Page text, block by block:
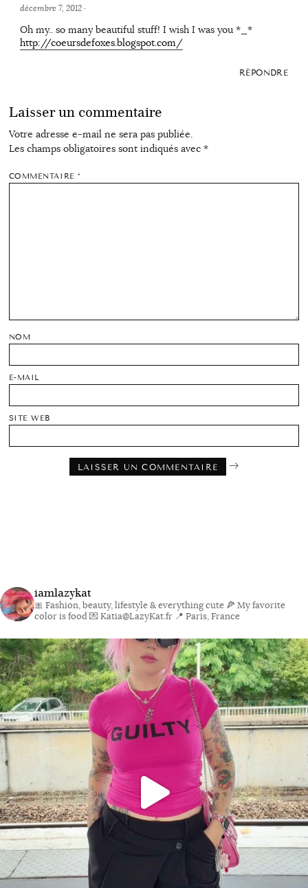
décembre 7, 2012·
Oh my.. so many beautiful stuff! I wish I was you *_*
http://coeursdefoxes.blogspot.com/
RÉPONDRE
Laisser un commentaire
Votre adresse e-mail ne sera pas publiée.
Les champs obligatoires sont indiqués avec *
COMMENTAIRE*
NOM
E-MAIL
SITE WEB
iamlazykat
🎀 Fashion, beauty, lifestyle & everything cute 🍕 My favorite
color is food💌 Katia@LazyKat.fr 📍 Paris, France